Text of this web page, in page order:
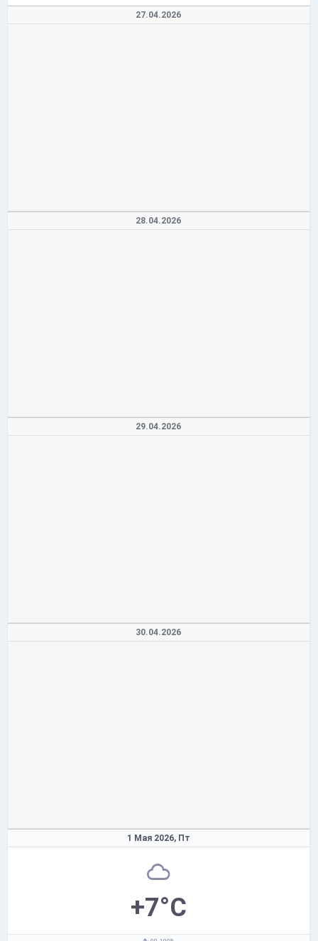
27.04.2026
28.04.2026
29.04.2026
30.04.2026
1 Мая 2026, Пт
+7°C